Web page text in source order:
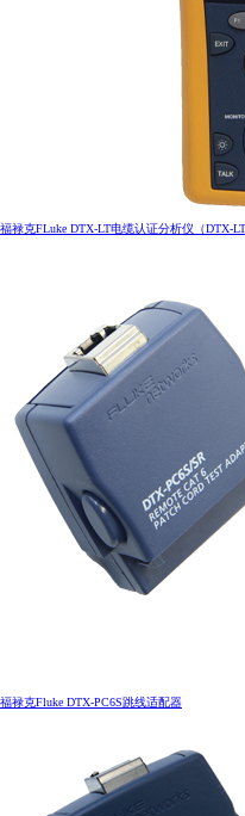
DCI工程师证书
福禄克FLuke DTX-LT电缆认证分析仪（DTX-
福禄克Fluke DTX-PC6S跳线适配器